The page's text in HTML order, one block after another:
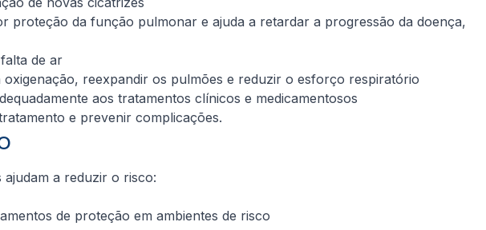
proteção da função pulmonar e ajuda a retardar a progressão da doença,
de ar
reexpandir os pulmões e reduzir o esforço respiratório
aos tratamentos clínicos e medicamentosos
e prevenir complicações.
ajudam a reduzir o risco:
de proteção em ambientes de risco